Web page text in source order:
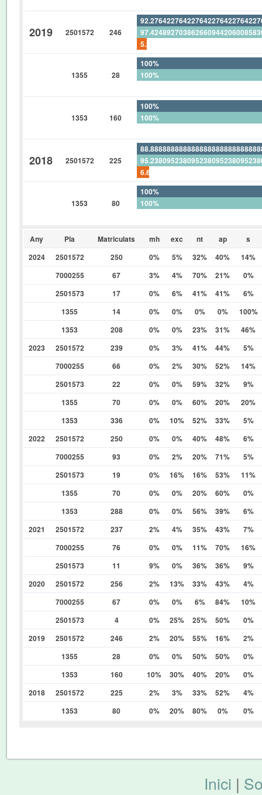
2019 2501572 246
1355 28
100%
100%
1353 160
100%
100%
2018 2501572 225
1353 80
100%
100%
Any Pla Matriculats mh exc nt ap
s
2024
2501572 250 0% 5% 32% 40%
14%
7000255
67 3% 4% 70% 21%
0%
2501573
17 0% 6% 41% 41%
6%
1355
14 0% 0% 0% 0%
100%
1353
208 0% 0% 23% 31%
46%
2023
2501572 239 0% 3% 41% 44%
5%
7000255
66 0% 2% 30% 52%
14%
2501573
22 0% 0% 59% 32%
9%
1355
70 0% 0% 60% 20%
20%
1353
336 0% 10% 52% 33%
5%
2022
2501572 250 0% 0% 40% 48%
6%
7000255
93 0% 2% 20% 71%
5%
2501573
19 0% 16% 16% 53%
11%
1355
70 0% 0% 20% 60%
0%
1353
288 0% 0% 56% 39%
6%
2021
2501572 237 2% 4% 35% 43%
7%
7000255
76 0% 0% 11% 70%
16%
2501573
11 9% 0% 36% 36%
9%
2020
2501572 256 2% 13% 33% 43%
4%
7000255
67 0% 0% 6% 84%
10%
2501573
4 0% 25% 25% 50%
0%
2019
2501572 246 2% 20% 55% 16%
2%
1355
28 0% 0% 50% 50%
0%
1353
160 10% 30% 40% 20%
0%
2018
2501572 225 2% 3% 33% 52%
4%
1353
80 0% 20% 80% 0% 0%
Inici |